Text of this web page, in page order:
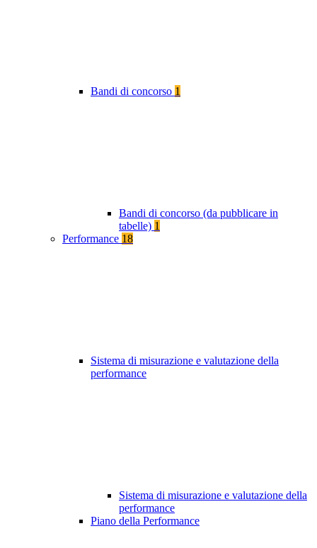
Bandi di concorso 1
Bandi di concorso (da pubblicare in
tabelle) 1
Performance 18
Sistema di misurazione e valutazione della
performance
Sistema di misurazione e valutazione della
performance
Piano della Performance